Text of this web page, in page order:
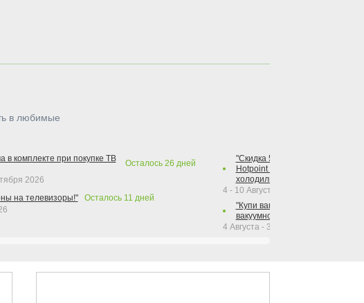
в любимые
в комплекте при покупке ТВ
Осталось 26 дней
2026
на телевизоры!"
Осталось 11 дней
"Скидка 50% на варочную
Hotpoint при покупке духового
холодильника Hotpoint!"
4 - 10 Августа 2026
"Купи вакуумный упаковщик +
вакуумного упаковщика =
4 Августа - 30 Сентября 2026